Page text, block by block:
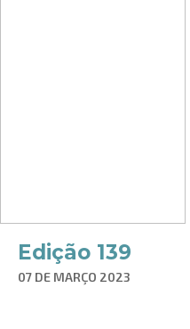
Edição 139
07 DE MARÇO 2023